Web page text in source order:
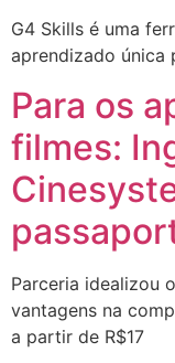
G4 Skills é uma
aprendizado única
Para os
filmes:
Parceria idealizou
vantagens na
a partir de R$17